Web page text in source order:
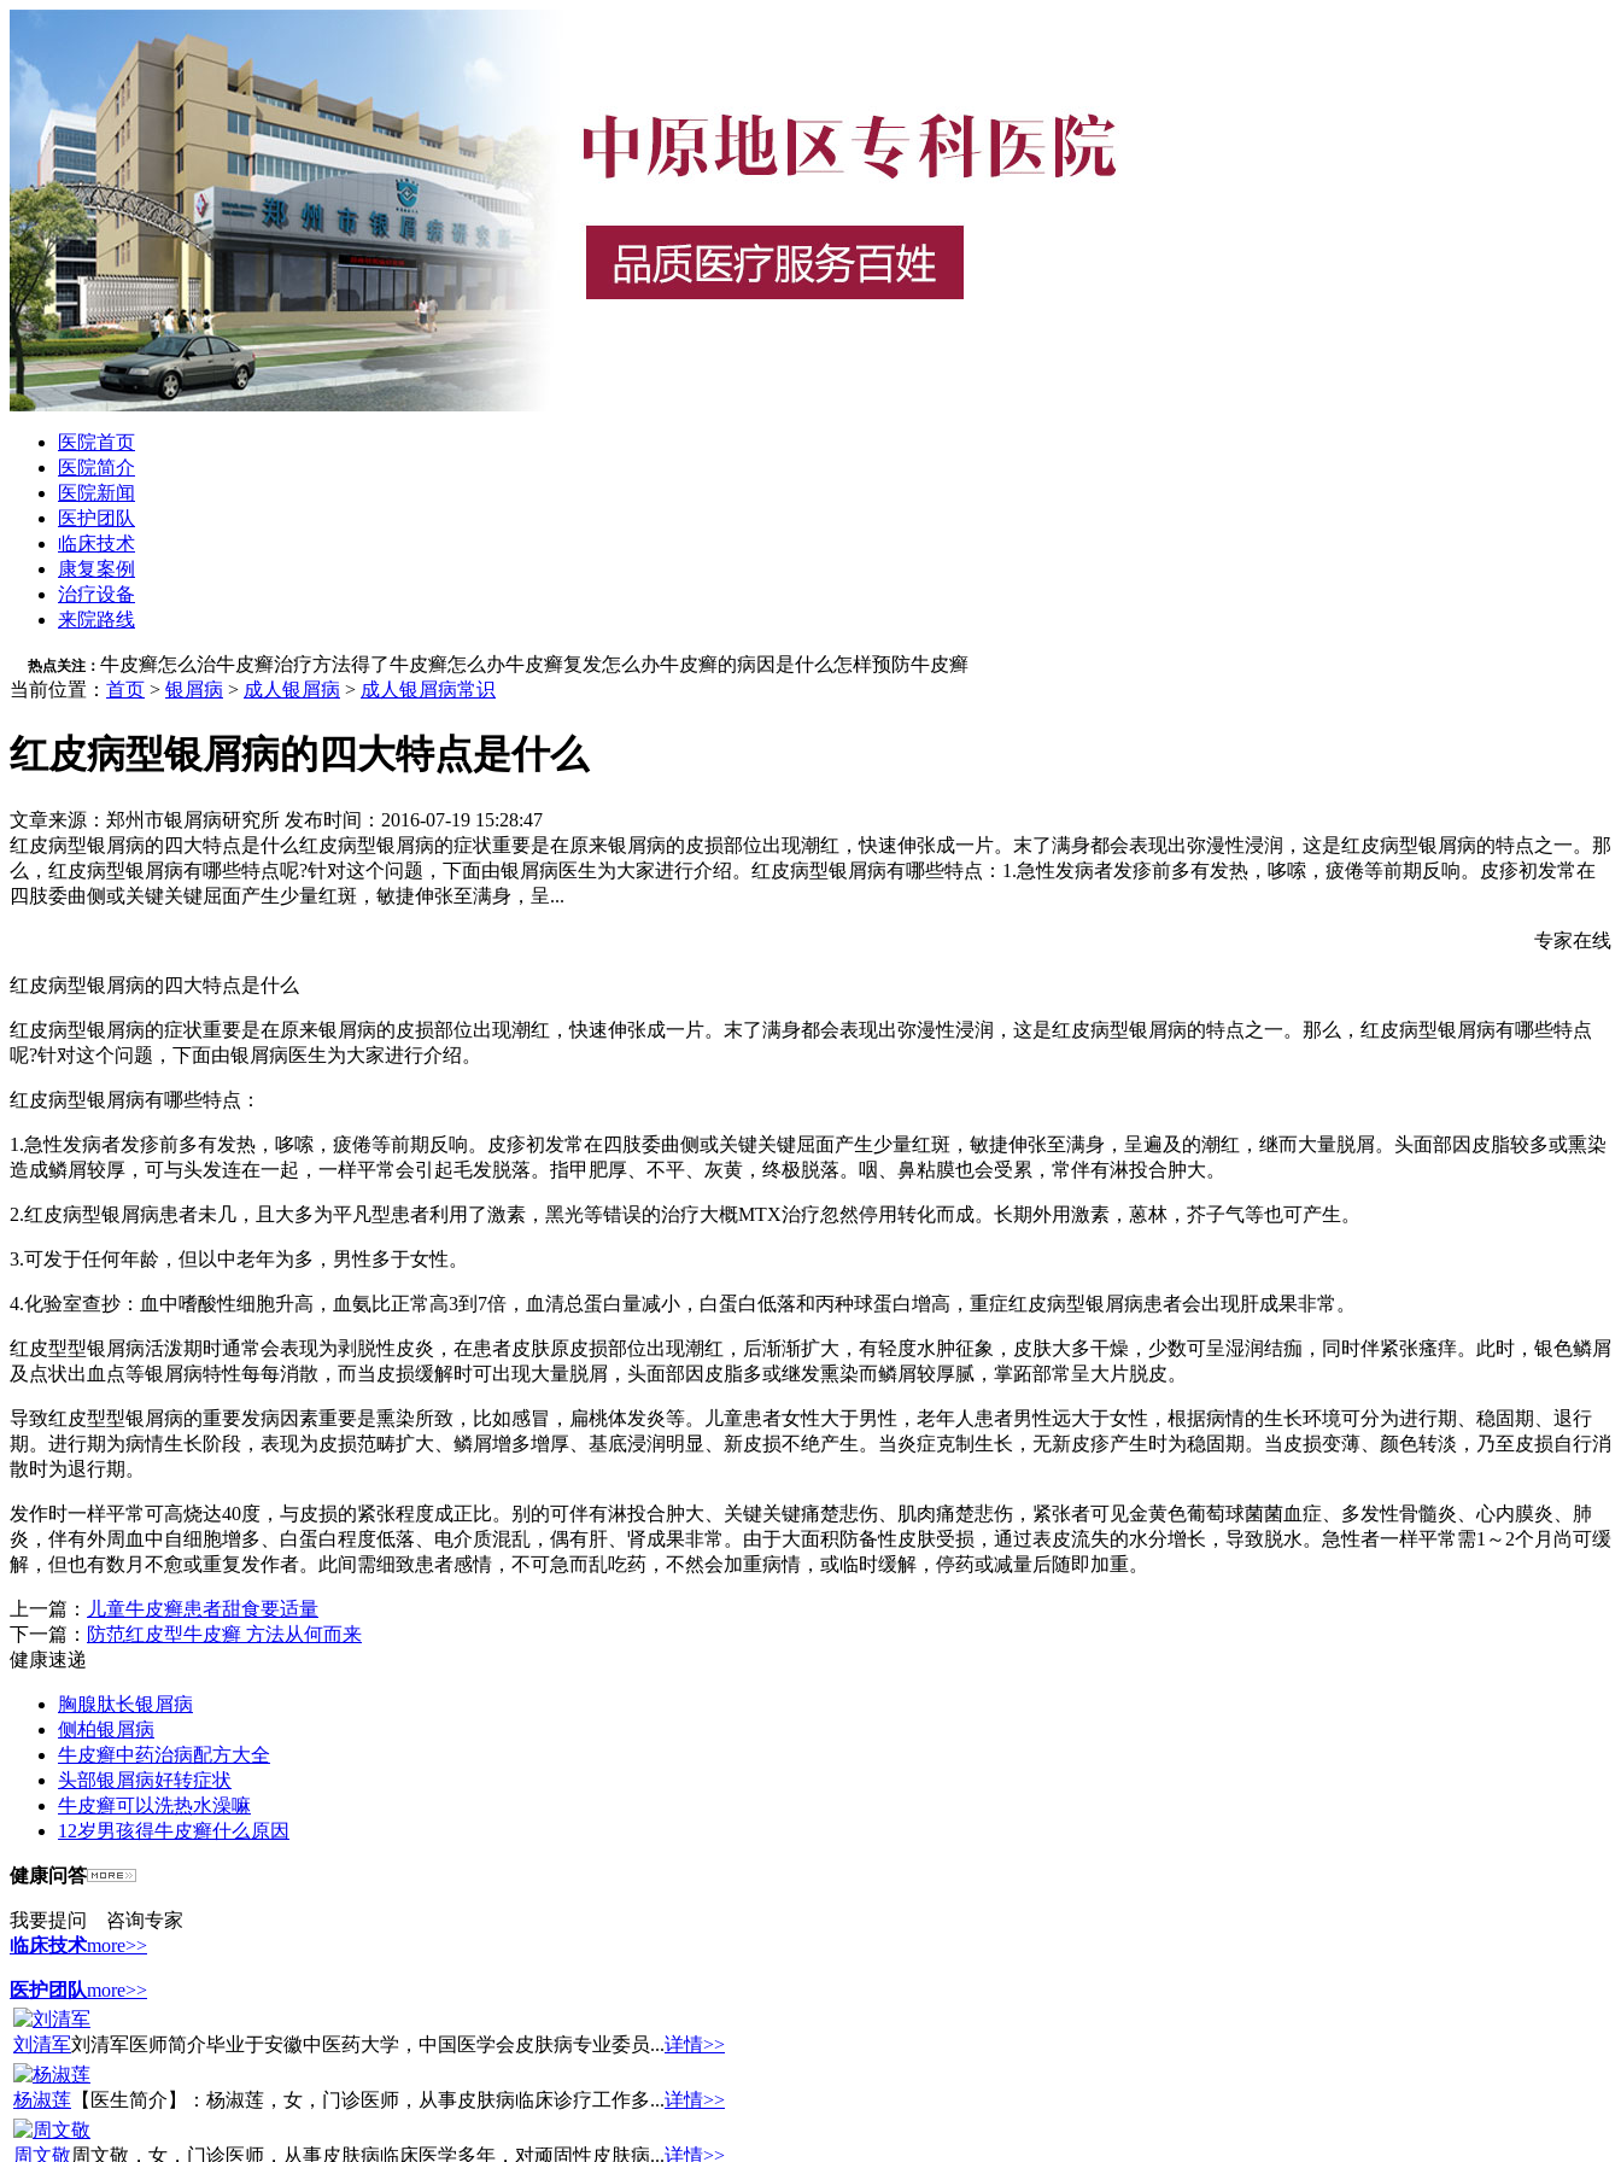
医院首页
医院简介
医院新闻
医护团队
临床技术
康复案例
治疗设备
来院路线
热点关注： 牛皮癣怎么治牛皮癣治疗方法得了牛皮癣怎么办牛皮癣复发怎么办牛皮癣的病因是什么怎样预防牛皮癣
当前位置： 首页 > 银屑病 > 成人银屑病 > 成人银屑病常识
红皮病型银屑病的四大特点是什么
文章来源：郑州市银屑病研究所 发布时间：2016-07-19 15:28:47
红皮病型银屑病的四大特点是什么红皮病型银屑病的症状重要是在原来银屑病的皮损部位出现潮红，快速伸张成一片。末了满身都会表现出弥漫性浸润，这是红皮病型银屑病的特点之一。那
么，红皮病型银屑病有哪些特点呢?针对这个问题，下面由银屑病医生为大家进行介绍。红皮病型银屑病有哪些特点：1.急性发病者发疹前多有发热，哆嗦，疲倦等前期反响。皮疹初发常在
四肢委曲侧或关键关键屈面产生少量红斑，敏捷伸张至满身，呈...
专家在线
红皮病型银屑病的四大特点是什么
红皮病型银屑病的症状重要是在原来银屑病的皮损部位出现潮红，快速伸张成一片。末了满身都会表现出弥漫性浸润，这是红皮病型银屑病的特点之一。那么，红皮病型银屑病有哪些特点
呢?针对这个问题，下面由银屑病医生为大家进行介绍。
红皮病型银屑病有哪些特点：
1.急性发病者发疹前多有发热，哆嗦，疲倦等前期反响。皮疹初发常在四肢委曲侧或关键关键屈面产生少量红斑，敏捷伸张至满身，呈遍及的潮红，继而大量脱屑。头面部因皮脂较多或熏染
造成鳞屑较厚，可与头发连在一起，一样平常会引起毛发脱落。指甲肥厚、不平、灰黄，终极脱落。咽、鼻粘膜也会受累，常伴有淋投合肿大。
2.红皮病型银屑病患者未几，且大多为平凡型患者利用了激素，黑光等错误的治疗大概MTX治疗忽然停用转化而成。长期外用激素，蒽林，芥子气等也可产生。
3.可发于任何年龄，但以中老年为多，男性多于女性。
4.化验室查抄：血中嗜酸性细胞升高，血氨比正常高3到7倍，血清总蛋白量减小，白蛋白低落和丙种球蛋白增高，重症红皮病型银屑病患者会出现肝成果非常。
红皮型型银屑病活泼期时通常会表现为剥脱性皮炎，在患者皮肤原皮损部位出现潮红，后渐渐扩大，有轻度水肿征象，皮肤大多干燥，少数可呈湿润结痂，同时伴紧张瘙痒。此时，银色鳞屑
及点状出血点等银屑病特性每每消散，而当皮损缓解时可出现大量脱屑，头面部因皮脂多或继发熏染而鳞屑较厚腻，掌跖部常呈大片脱皮。
导致红皮型型银屑病的重要发病因素重要是熏染所致，比如感冒，扁桃体发炎等。儿童患者女性大于男性，老年人患者男性远大于女性，根据病情的生长环境可分为进行期、稳固期、退行
期。进行期为病情生长阶段，表现为皮损范畴扩大、鳞屑增多增厚、基底浸润明显、新皮损不绝产生。当炎症克制生长，无新皮疹产生时为稳固期。当皮损变薄、颜色转淡，乃至皮损自行消
散时为退行期。
发作时一样平常可高烧达40度，与皮损的紧张程度成正比。别的可伴有淋投合肿大、关键关键痛楚悲伤、肌肉痛楚悲伤，紧张者可见金黄色葡萄球菌菌血症、多发性骨髓炎、心内膜炎、肺
炎，伴有外周血中自细胞增多、白蛋白程度低落、电介质混乱，偶有肝、肾成果非常。由于大面积防备性皮肤受损，通过表皮流失的水分增长，导致脱水。急性者一样平常需1～2个月尚可缓
解，但也有数月不愈或重复发作者。此间需细致患者感情，不可急而乱吃药，不然会加重病情，或临时缓解，停药或减量后随即加重。
上一篇：
儿童牛皮癣患者甜食要适量
下一篇： 防范红皮型牛皮癣 方法从何而来
健康速递
胸腺肽长银屑病
侧柏银屑病
牛皮癣中药治病配方大全
头部银屑病好转症状
牛皮癣可以洗热水澡嘛
12岁男孩得牛皮癣什么原因
健康问答
我要提问
咨询专家
临床技术more>>
医护团队more>>
刘清军刘清军医师简介毕业于安徽中医药大学，中国医学会皮肤病专业委员...详情>>
杨淑莲 【医生简介】：杨淑莲，女，门诊医师，从事皮肤病临床诊疗工作多...详情>>
周文敬周文敬，女，门诊医师，从事皮肤病临床医学多年，对顽固性皮肤病...详情>>